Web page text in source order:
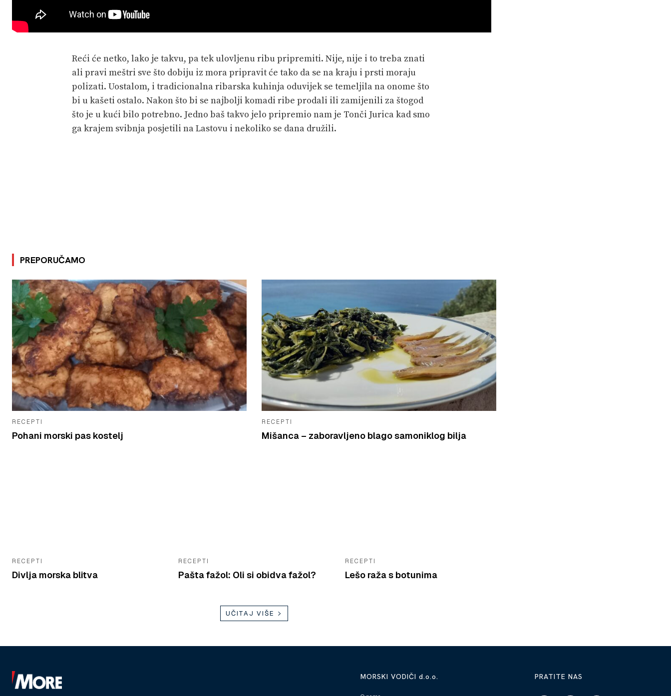
Reći će netko, lako je takvu, pa tek ulovljenu ribu pripremiti. Nije, nije i to treba znati
ali pravi meštri sve što dobiju iz mora pripravit će tako da se na kraju i prsti moraju
polizati. Uostalom, i tradicionalna ribarska kuhinja oduvijek se temeljila na onome što
bi u kašeti ostalo. Nakon što bi se najbolji komadi ribe prodali ili zamijenili za štogod
što je u kući bilo potrebno. Jedno baš takvo jelo pripremio nam je Tonči Jurica kad smo
ga krajem svibnja posjetili na Lastovu i nekoliko se dana družili.
PREPORUČAMO
RECEPTI
Pohani morski pas kostelj
RECEPTI
Mišanca – zaboravljeno blago samoniklog bilja
RECEPTI
Divlja morska blitva
RECEPTI
Pašta fažol: Oli si obidva fažol?
RECEPTI
Lešo raža s botunima
UČITAJ VIŠE
MORSKI VODIČI d.o.o. PRATITE NAS